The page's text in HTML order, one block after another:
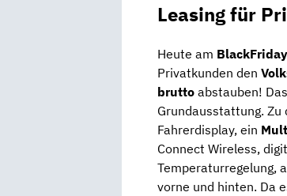
Leasing für
Heute am BlackFriday
Privatkunden den
brutto abstauben!
Grundausstattung. Zu
Fahrerdisplay, ein
Connect Wireless,
Temperaturregelung,
vorne und hinten. Da